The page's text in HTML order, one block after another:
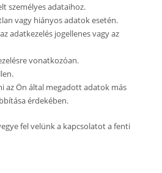
személyes adataihoz.
vagy hiányos adatok esetén.
adatkezelés jogellenes vagy az
vonatkozóan.
az Ön által megadott adatok más
érdekében.
fel velünk a kapcsolatot a fenti